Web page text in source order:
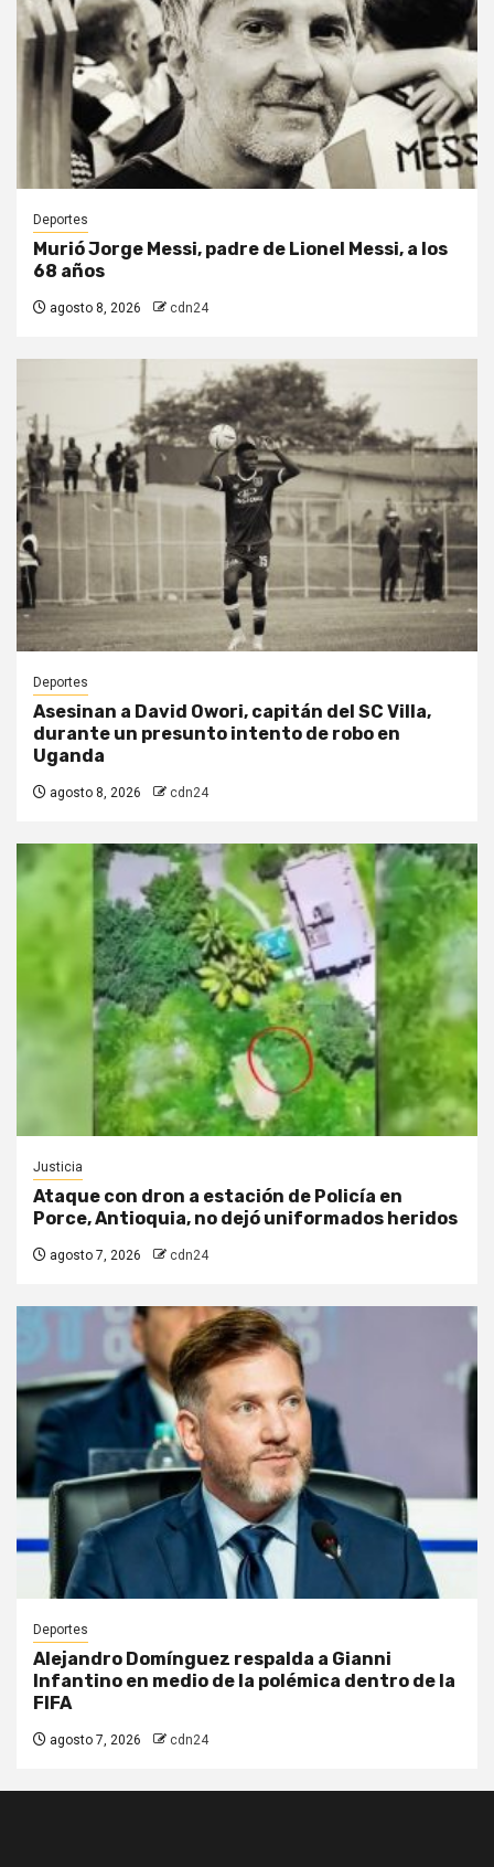
Deportes
Murió Jorge Messi, padre de Lionel Messi, a los
68 años
agosto 8, 2026 cdn24
Deportes
Asesinan a David Owori, capitán del SC Villa,
durante un presunto intento de robo en
Uganda
agosto 8, 2026 cdn24
Justicia
Ataque con dron a estación de Policía en
Porce, Antioquia, no dejó uniformados heridos
agosto 7, 2026 cdn24
Deportes
Alejandro Domínguez respalda a Gianni
Infantino en medio de la polémica dentro de la
FIFA
agosto 7, 2026 cdn24